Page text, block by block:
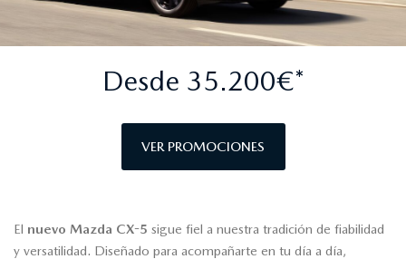
Desde 35.200€*
VER PROMOCIONES
El nuevo Mazda CX-5 sigue fiel a nuestra tradición de fiabilidad
y versatilidad. Diseñado para acompañarte en tu día a día,